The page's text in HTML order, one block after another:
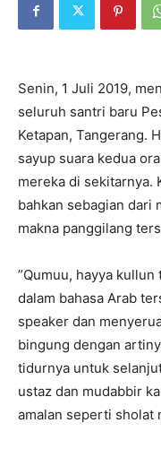
Senin, 1 Juli 2019,
seluruh santri baru
Ketapan, Tangerang.
sayup suara kedua
mereka di sekitarnya.
bahkan sebagian dari
makna panggilang
”Qumuu, hayya
dalam bahasa Arab
speaker dan
bingung dengan
tidurnya untuk
ustaz dan mudabbir
amalan seperti sholat